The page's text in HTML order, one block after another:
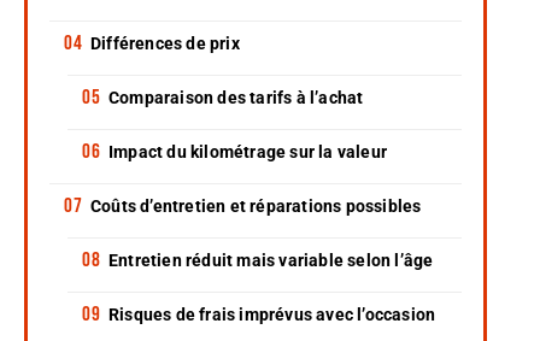
Différences de prix
Comparaison des tarifs à l’achat
Impact du kilométrage sur la valeur
Coûts d’entretien et réparations possibles
Entretien réduit mais variable selon l’âge
Risques de frais imprévus avec l’occasion